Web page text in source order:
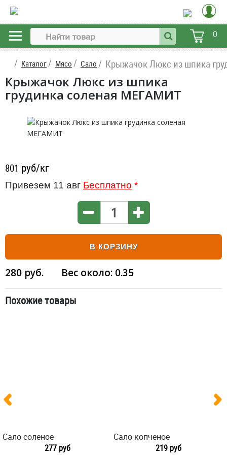
0
Каталог Мясо Сало Крыжачок Люкс из шпика
Крыжачок Люкс из шпика
грудинка соленая МЕГАМИТ
801 руб/кг
Привезем 11 авг Бесплатно *
В КОРЗИНУ
280 руб. Вес около: 0.35
Похожие товары
Сало соленое
277 руб
Сало копченое
219 руб